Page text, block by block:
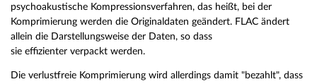
psychoakustische Kompressionsverfahren, das heißt, bei der
Komprimierung werden die Originaldaten geändert. FLAC ändert
allein die Darstellungsweise der Daten, so dass
sie effizienter verpackt werden.
Die verlustfreie Komprimierung wird allerdings damit "bezahlt", dass